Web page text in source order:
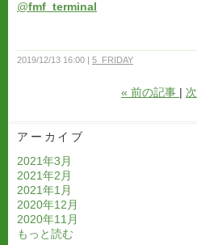
@fmf_terminal
2019/12/13 16:00 5_FRIDAY
« 前の記事
アーカイブ
2021年3月
2021年2月
2021年1月
2020年12月
2020年11月
もっと読む